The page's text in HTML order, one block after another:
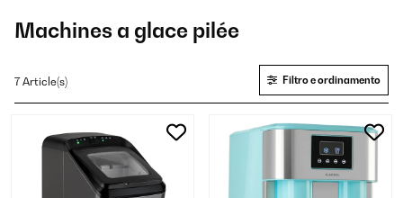
Machines a glace pilée
7 Article(s) Filtro e ordinamento